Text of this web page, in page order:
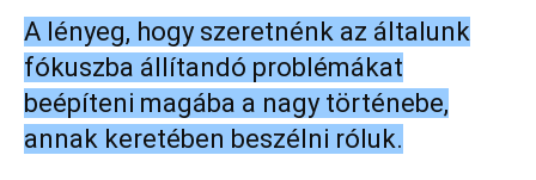
A lényeg, hogy szeretnénk az általunk
fókuszba állítandó problémákat
beépíteni magába a nagy történebe,
annak keretében beszélni róluk.